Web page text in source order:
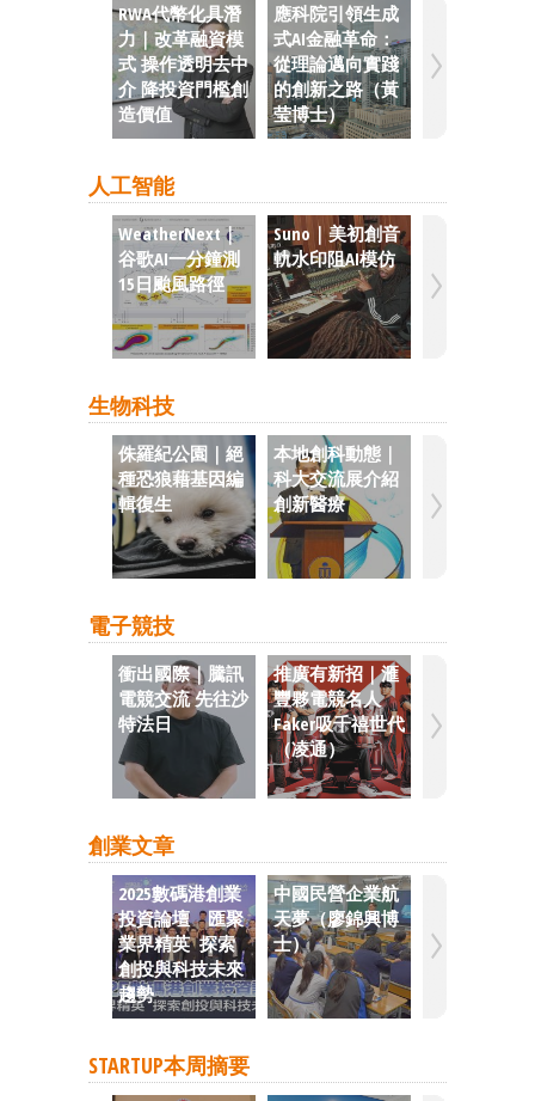
RWA代幣化具潛
力｜改革融資模
式 操作透明去中
介 降投資門檻創
造價值
應科院引領生成
式AI金融革命：
從理論邁向實踐
的創新之路（黃
莹博士）
心競賽中領
人工智能
WeatherNext｜
谷歌AI一分鐘測
15日颱風路徑
Suno｜美初創音
軌水印阻AI模仿
腸桿菌
生物科技
侏羅紀公園｜絕
種恐狼藉基因編
輯復生
本地創科動態｜
科大交流展介紹
創新醫療
鼠壽命增
電子競技
衝出國際｜騰訊
電競交流 先往沙
特法日
推廣有新招｜滙
豐夥電競名人
Faker吸千禧世代
（凌通）
片曝光 迅錄
創業文章
2025數碼港創業
投資論壇 匯聚
業界精英 探索
創投與科技未來
趨勢
中國民營企業航
天夢（廖錦興博
士）
錦興博士）
STARTUP本周摘要